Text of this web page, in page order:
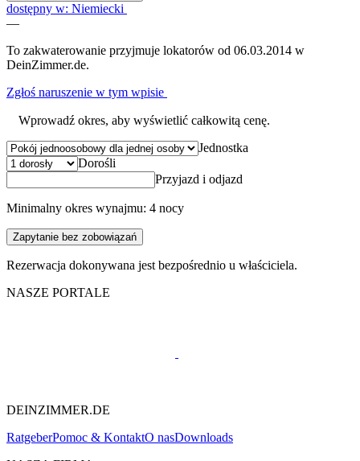
dostępny w: Niemiecki
—
To zakwaterowanie przyjmuje lokatorów od 06.03.2014 w
DeinZimmer.de.
Zgłoś naruszenie w tym wpisie
Wprowadź okres, aby wyświetlić całkowitą cenę.
Jednostka
Dorośli
Przyjazd i odjazd
Minimalny okres wynajmu: 4 nocy
Zapytanie bez zobowiązań
Rezerwacja dokonywana jest bezpośrednio u właściciela.
NASZE PORTALE
DEINZIMMER.DE
RatgeberPomoc & KontaktO nasDownloads